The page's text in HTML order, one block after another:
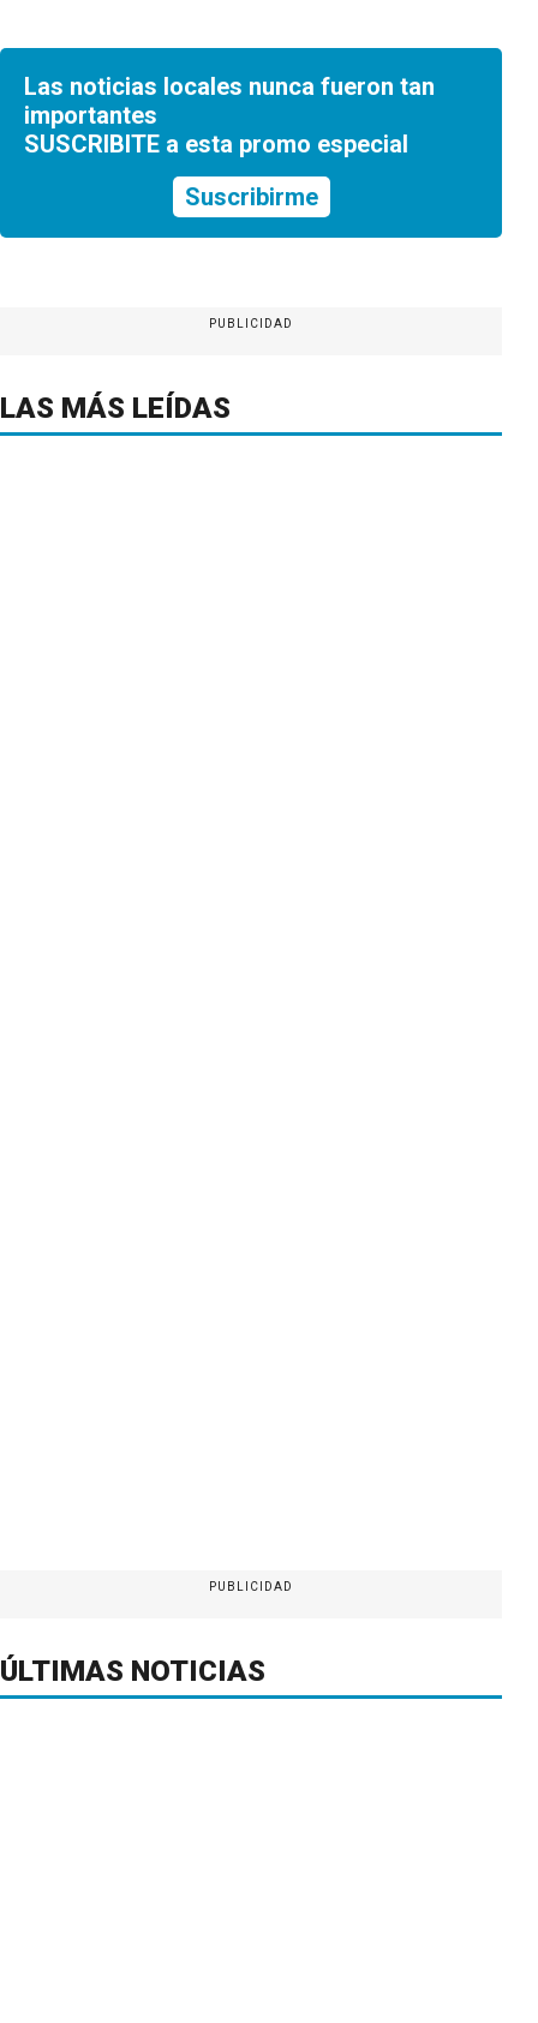
Las noticias locales nunca fueron tan
importantes
SUSCRIBITE a esta promo especial
Suscribirme
PUBLICIDAD
LAS MÁS LEÍDAS
PUBLICIDAD
ÚLTIMAS NOTICIAS